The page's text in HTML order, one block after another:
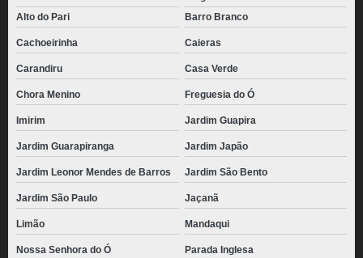
Alto do Pari
Barro Branco
Cachoeirinha Caieras
Carandiru Casa Verde
Chora Menino Freguesia do Ó
Imirim Jardim Guapira
Jardim Guarapiranga Jardim Japão
Jardim Leonor Mendes de Barros Jardim São Bento
Jardim São Paulo Jaçanã
Limão Mandaqui
Nossa Senhora do Ó Parada Inglesa